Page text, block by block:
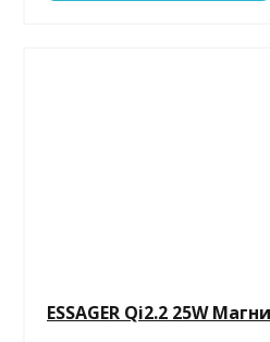
ESSAGER Qi2.2 25W